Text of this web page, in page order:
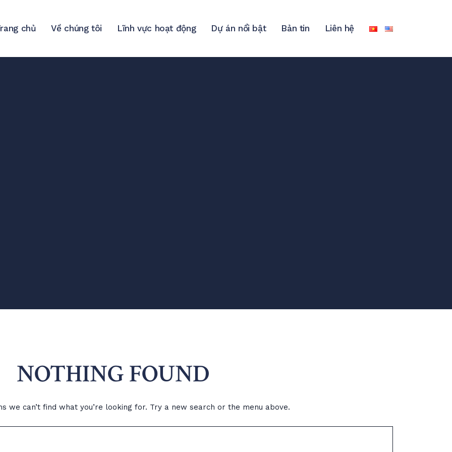
chủ Về chúng tôi Lĩnh vực hoạt động Dự án nổi bật Bản tin Liên hệ
NOTHING FOUND
we can’t find what you’re looking for. Try a new search or the menu above.